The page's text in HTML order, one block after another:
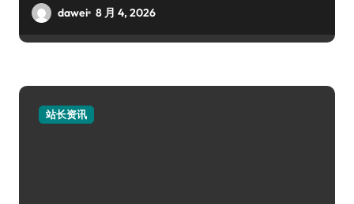
dawei 8 月 4, 2026
站长资讯